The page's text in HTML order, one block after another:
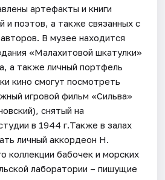
артефакты и книги
и поэтов, а также связанных с
В музее находится
«Малахитовой шкатулки»
а также личный портфель
кино смогут посмотреть
игровой фильм «Сильва»
снятый на
в 1944 г.Также в залах
личный аккордеон Н.
коллекции бабочек и морских
лаборатории – пишущие